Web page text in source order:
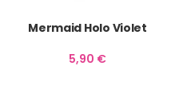
Mermaid Holo Violet
5,90 €